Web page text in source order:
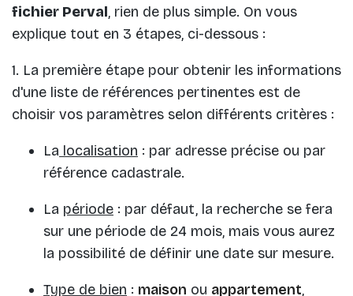
fichier Perval, rien de plus simple. On vous
explique tout en 3 étapes, ci-dessous :
1. La première étape pour obtenir les informations
d'une liste de références pertinentes est de
choisir vos paramètres selon différents critères :
La localisation : par adresse précise ou par
référence cadastrale.
La période : par défaut, la recherche se fera
sur une période de 24 mois, mais vous aurez
la possibilité de définir une date sur mesure.
Type de bien : maison ou appartement,